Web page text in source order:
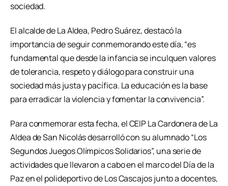
sociedad.
El alcalde de La Aldea, Pedro Suárez, destacó la
importancia de seguir conmemorando este día, “es
fundamental que desde la infancia se inculquen valores
de tolerancia, respeto y diálogo para construir una
sociedad más justa y pacífica. La educación es la base
para erradicar la violencia y fomentar la convivencia”.
Para conmemorar esta fecha, el CEIP La Cardonera de La
Aldea de San Nicolás desarrolló con su alumnado “Los
Segundos Juegos Olímpicos Solidarios”, una serie de
actividades que llevaron a cabo en el marco del Día de la
Paz en el polideportivo de Los Cascajos junto a docentes,